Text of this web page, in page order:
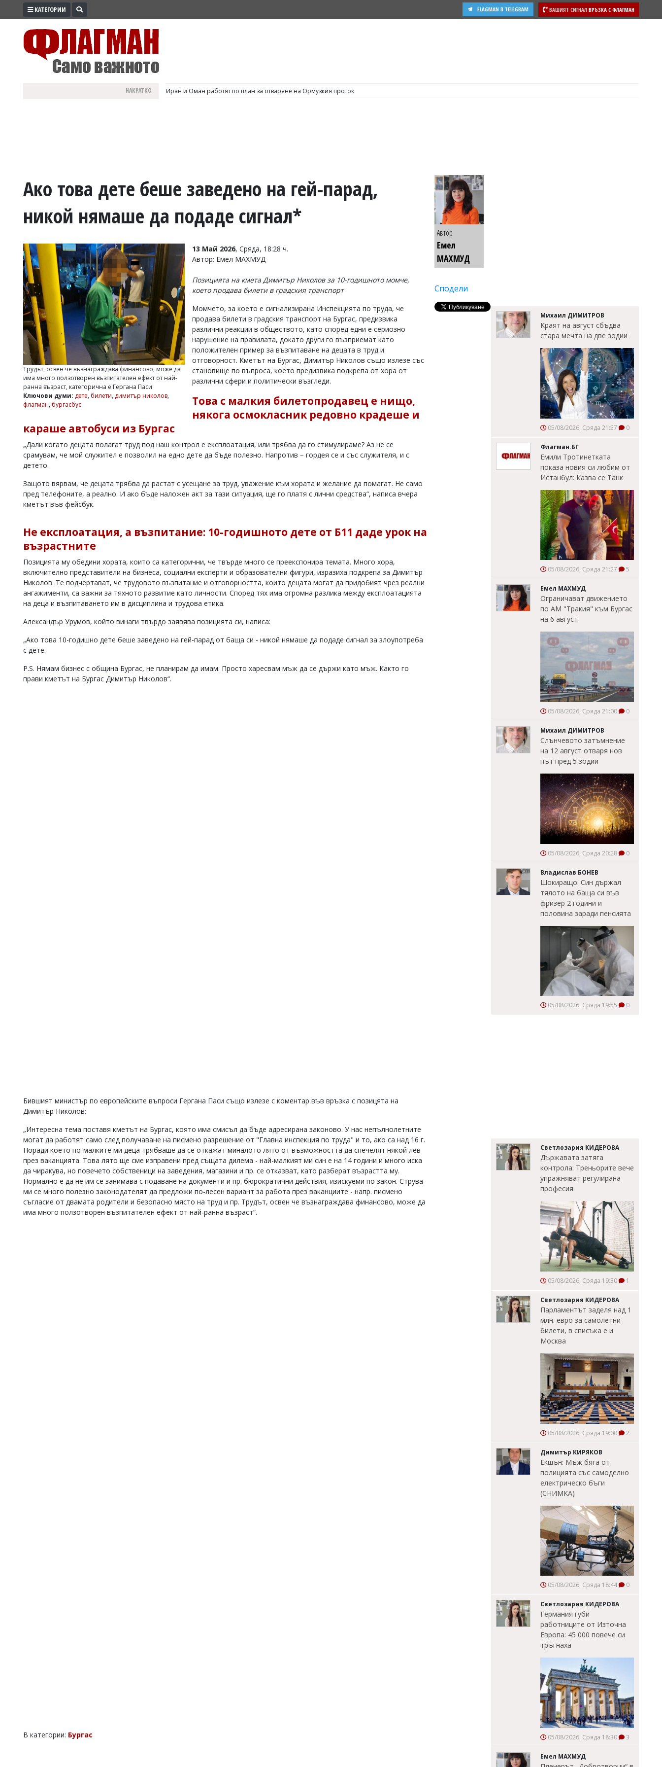
ПРОМО
ВОЙНАТА
УКРАЙНА
РАЗСЛЕДВАНЕ
БИЗНЕС
Управители:
Веселин
Василев,
v.vasilev@flagman.bg
Касабова,
k.kassabova@flagman.bg
Главен
редактор:
office@flagman.bg
Коментарите
статиите
въвеждат
читателите
отговорност
откриете
обиден
коментар,
сигнализирайте
КАТЕГОРИИ ВАШИЯТ СИГНАЛ ВРЪЗКА С ФЛАГМАН
FLAGMAN В TELEGRAM
НАКРАТКО Иран и Оман работят по план за отваряне на Ормузкия проток
Ако това дете беше заведено на гей-парад,
никой нямаше да подаде сигнал*
Трудът, освен че възнаграждава финансово, може да
има много ползотворен възпитателен ефект от най-
ранна възраст, категорична е Гергана Паси
Ключови думи: дете, билети, димитър николов,
флагман, бургасбус
13 Май 2026, Сряда, 18:28 ч.
Автор: Емел МАХМУД
Позицията на кмета Димитър Николов за 10-годишното момче,
което продава билети в градския транспорт
Момчето, за което е сигнализирана Инспекцията по труда, че
продава билети в градския транспорт на Бургас, предизвика
различни реакции в обществото, като според едни е сериозно
нарушение на правилата, докато други го възприемат като
положителен пример за възпитаване на децата в труд и
отговорност. Кметът на Бургас, Димитър Николов също излезе със
становище по въпроса, което предизвика подкрепа от хора от
различни сфери и политически възгледи.
Това с малкия билетопродавец е нищо,
някога осмокласник редовно крадеше и
караше автобуси из Бургас
„Дали когато децата полагат труд под наш контрол е експлоатация, или трябва да го стимулираме? Аз не се
срамувам, че мой служител е позволил на едно дете да бъде полезно. Напротив – гордея се и със служителя, и с
детето.
Защото вярвам, че децата трябва да растат с усещане за труд, уважение към хората и желание да помагат. Не само
пред телефоните, а реално. И ако бъде наложен акт за тази ситуация, ще го платя с лични средства“, написа вчера
кметът във фейсбук.
Не експлоатация, а възпитание: 10-годишното дете от Б11 даде урок на
възрастните
Позицията му обедини хората, които са категорични, че твърде много се преекспонира темата. Много хора,
включително представители на бизнеса, социални експерти и образователни фигури, изразиха подкрепа за Димитър
Николов. Те подчертават, че трудовото възпитание и отговорността, които децата могат да придобият чрез реални
ангажименти, са важни за тяхното развитие като личности. Според тях има огромна разлика между експлоатацията
на деца и възпитаването им в дисциплина и трудова етика.
Александър Урумов, който винаги твърдо заявява позицията си, написа:
„Ако това 10-годишно дете беше заведено на гей-парад от баща си - никой нямаше да подаде сигнал за злоупотреба
с дете.
P.S. Нямам бизнес с община Бургас, не планирам да имам. Просто харесвам мъж да се държи като мъж. Както го
прави кметът на Бургас Димитър Николов“.
Бившият министър по европейските въпроси Гергана Паси също излезе с коментар във връзка с позицята на
Димитър Николов:
„Интересна тема поставя кметът на Бургас, която има смисъл да бъде адресирана законово. У нас непълнолетните
могат да работят само след получаване на писмено разрешение от "Главна инспекция по труда" и то, ако са над 16 г.
Поради което по-малките ми деца трябваше да се откажат миналото лято от възможността да спечелят някой лев
през ваканцията. Това лято ще сме изправени пред същата дилема - най-малкият ми син е на 14 години и много иска
да чиракува, но повечето собственици на заведения, магазини и пр. се отказват, като разберат възрастта му.
Нормално е да не им се занимава с подаване на документи и пр. бюрократични действия, изискуеми по закон. Струва
ми се много полезно законодателят да предложи по-лесен вариант за работа през ваканциите - напр. писмено
съгласие от двамата родители и безопасно място на труд и пр. Трудът, освен че възнаграждава финансово, може да
има много ползотворен възпитателен ефект от най-ранна възраст“.
В категории: Бургас
Автор
Емел
МАХМУД
Сподели
Михаил ДИМИТРОВ
Краят на август сбъдва
стара мечта на две зодии
05/08/2026, Сряда 21:57 0
Флагман.БГ
Емили Тротинетката
показа новия си любим от
Истанбул: Казва се Танк
05/08/2026, Сряда 21:27 5
Емел МАХМУД
Ограничават движението
по АМ "Тракия" към Бургас
на 6 август
05/08/2026, Сряда 21:00 0
Михаил ДИМИТРОВ
Слънчевото затъмнение
на 12 август отваря нов
път пред 5 зодии
05/08/2026, Сряда 20:28 0
Владислав БОНЕВ
Шокиращо: Син държал
тялото на баща си във
фризер 2 години и
половина заради пенсията
05/08/2026, Сряда 19:55 0
Светлозария КИДЕРОВА
Държавата затяга
контрола: Треньорите вече
упражняват регулирана
професия
05/08/2026, Сряда 19:30 1
Светлозария КИДЕРОВА
Парламентът заделя над 1
млн. евро за самолетни
билети, в списъка е и
Москва
05/08/2026, Сряда 19:00 2
Димитър КИРЯКОВ
Екшън: Мъж бяга от
полицията със самоделно
електрическо бъги
(СНИМКА)
05/08/2026, Сряда 18:44 0
Светлозария КИДЕРОВА
Германия губи
работниците от Източна
Европа: 45 000 повече си
тръгнаха
05/08/2026, Сряда 18:30 3
Емел МАХМУД